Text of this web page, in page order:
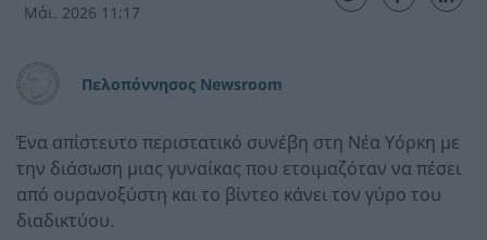
Μάι. 2026 11:17
Πελοπόννησος Newsroom
Ένα απίστευτο περιστατικό συνέβη στη Νέα Υόρκη με
την διάσωση μιας γυναίκας που ετοιμαζόταν να πέσει
από ουρανοξύστη και το βίντεο κάνει τον γύρο του
διαδικτύου.